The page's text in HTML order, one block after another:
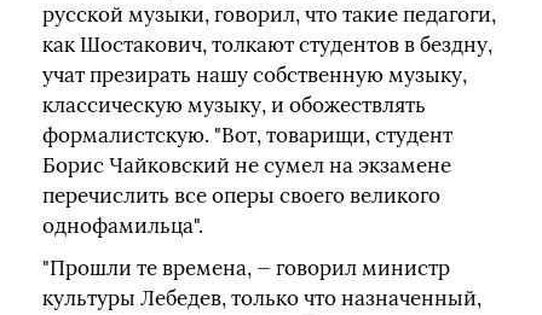
русской музыки, говорил, что такие педагоги,
как Шостакович, толкают студентов в бездну,
учат презирать нашу собственную музыку,
классическую музыку, и обожествлять
формалистскую. "Вот, товарищи, студент
Борис Чайковский не сумел на экзамене
перечислить все оперы своего великого
однофамильца".
"Прошли те времена, — говорил министр
культуры Лебедев, только что назначенный,